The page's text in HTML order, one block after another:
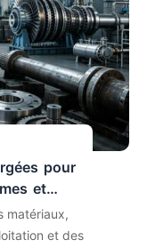
pour
et
matériaux,
et des